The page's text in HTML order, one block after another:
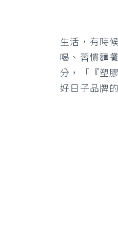
生活，有時
喝、習慣麵
分，「『塑
好日子品牌